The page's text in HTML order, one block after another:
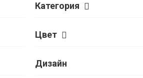
Категория
Цвет
Дизайн